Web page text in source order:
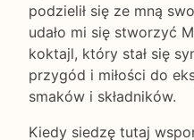
podzielił się ze mną
udało mi się stworzyć
koktajl, który stał się
przygód i miłości do
smaków i składników.
Kiedy siedzę tutaj